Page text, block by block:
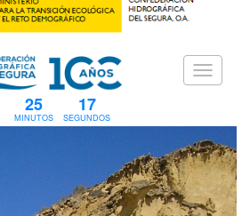
25
MINUTOS
17
SEGUNDOS